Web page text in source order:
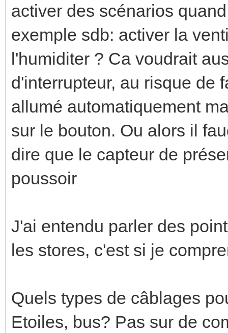
activer des scénarios
exemple sdb: activer la
l'humiditer ? Ca voudrait
d'interrupteur, au risque de
allumé automatiquement
sur le bouton. Ou alors il
dire que le capteur de
poussoir
J'ai entendu parler des
les stores, c'est si je
Quels types de câblages
Etoiles, bus? Pas sur de